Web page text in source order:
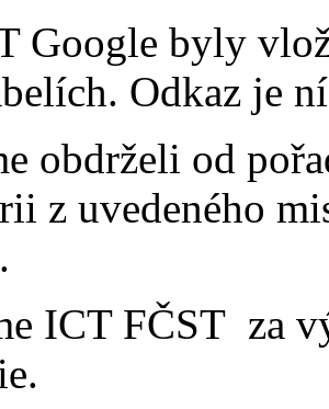
Google byly
Odkaz je
obdrželi od
z uvedeného
ICT FČST za